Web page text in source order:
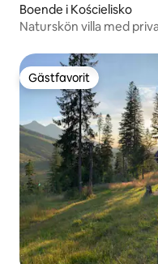
Boende i Kościelisko
Naturskön villa med
Gästfavorit
Gästfavorit